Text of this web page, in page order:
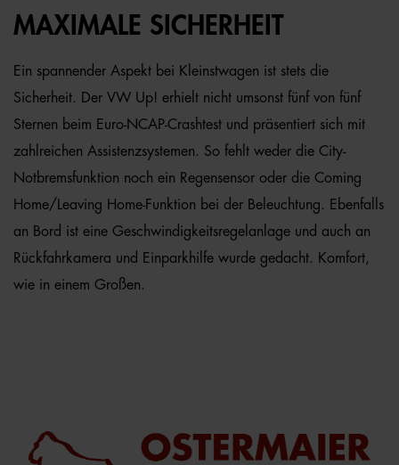
MAXIMALE SICHERHEIT
Ein spannender Aspekt bei Kleinstwagen ist stets die
Sicherheit. Der VW Up! erhielt nicht umsonst fünf von fünf
Sternen beim Euro-NCAP-Crashtest und präsentiert sich mit
zahlreichen Assistenzsystemen. So fehlt weder die City-
Notbremsfunktion noch ein Regensensor oder die Coming
Home/Leaving Home-Funktion bei der Beleuchtung. Ebenfalls
an Bord ist eine Geschwindigkeitsregelanlage und auch an
Rückfahrkamera und Einparkhilfe wurde gedacht. Komfort,
wie in einem Großen.